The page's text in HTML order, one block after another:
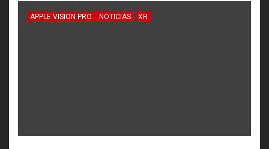
APPLE VISION PRO NOTICIAS XR